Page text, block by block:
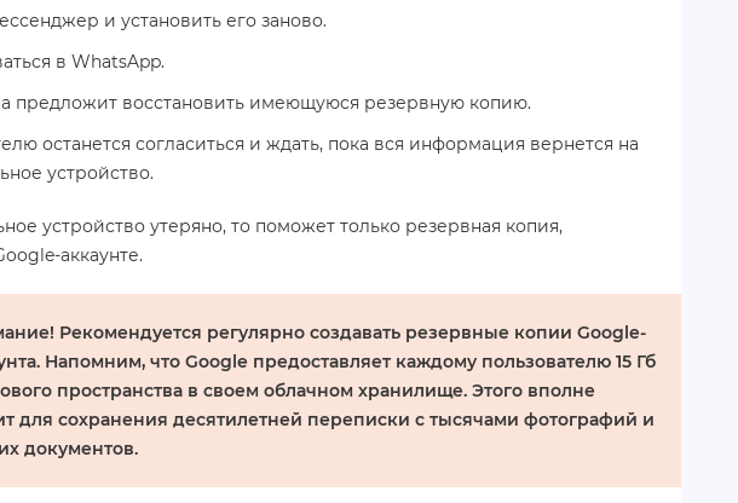
и установить его заново.
в WhatsApp.
предложит восстановить имеющуюся резервную копию.
останется согласиться и ждать, пока вся информация вернется на
устройство.
устройство утеряно, то поможет только резервная копия,
аккаунте.
Рекомендуется регулярно создавать резервные копии Google-
Напомним, что Google предоставляет каждому пользователю 15 Гб
пространства в своем облачном хранилище. Этого вполне
для сохранения десятилетней переписки с тысячами фотографий и
документов.